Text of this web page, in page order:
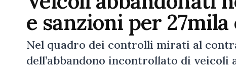
e sanzioni per 27mila
Nel quadro dei controlli mirati al
dell’abbandono incontrollato di